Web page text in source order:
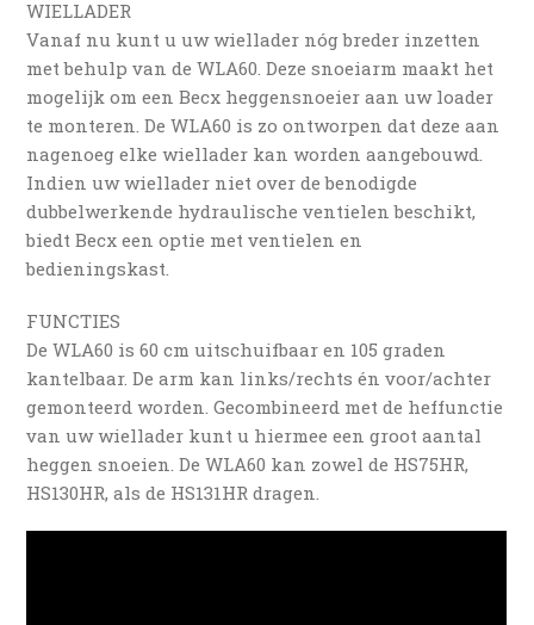
WIELLADER
Vanaf nu kunt u uw wiellader nóg breder inzetten
met behulp van de WLA60. Deze snoeiarm maakt het
mogelijk om een Becx heggensnoeier aan uw loader
te monteren. De WLA60 is zo ontworpen dat deze aan
nagenoeg elke wiellader kan worden aangebouwd.
Indien uw wiellader niet over de benodigde
dubbelwerkende hydraulische ventielen beschikt,
biedt Becx een optie met ventielen en
bedieningskast.
FUNCTIES
De WLA60 is 60 cm uitschuifbaar en 105 graden
kantelbaar. De arm kan links/rechts én voor/achter
gemonteerd worden. Gecombineerd met de heffunctie
van uw wiellader kunt u hiermee een groot aantal
heggen snoeien. De WLA60 kan zowel de HS75HR,
HS130HR, als de HS131HR dragen.